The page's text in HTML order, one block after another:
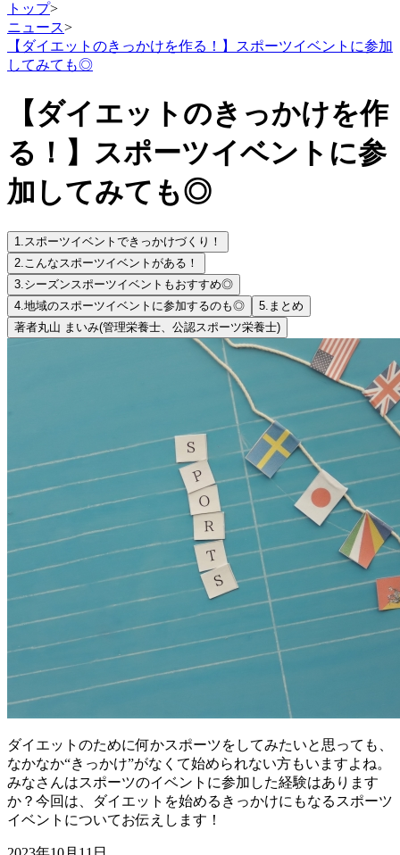
トップ>
ニュース>
【ダイエットのきっかけを作る！】スポーツイベントに参加
してみても◎
【ダイエットのきっかけを作
る！】スポーツイベントに参
加してみても◎
1.スポーツイベントできっかけづくり！
2.こんなスポーツイベントがある！
3.シーズンスポーツイベントもおすすめ◎
4.地域のスポーツイベントに参加するのも◎ 5. まとめ
著者丸山 まいみ(管理栄養士、公認スポーツ栄養士)
ダイエットのために何かスポーツをしてみたいと思っても、
なかなか“きっかけ”がなくて始められない方もいますよね。
みなさんはスポーツのイベントに参加した経験はあります
か？今回は、ダイエットを始めるきっかけにもなるスポーツ
イベントについてお伝えします！